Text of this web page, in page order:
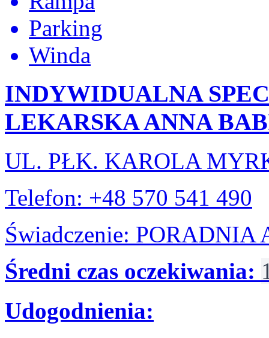
Parking
Winda
INDYWIDUALNA
LEKARSKA ANNA
UL. PŁK. KAROLA
Telefon: +48 570 541 490
Świadczenie:
Średni czas oczekiwania:
Udogodnienia: